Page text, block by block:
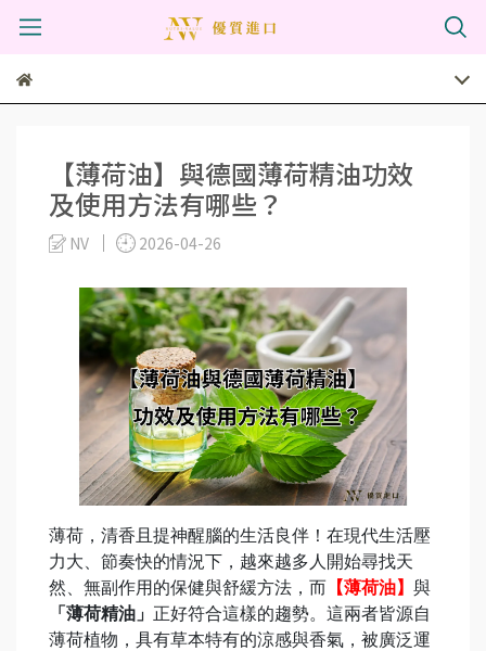
【薄荷油】與德國薄荷精油功效
及使用方法有哪些？
NV 2026-04-26
薄荷，清香且提神醒腦的生活良伴！在現代生活壓
力大、節奏快的情況下，越來越多人開始尋找天
然、無副作用的保健與舒緩方法，而 【薄荷油】 與
「薄荷精油」 正好符合這樣的趨勢。這兩者皆源自
薄荷植物，具有草本特有的涼感與香氣，被廣泛運